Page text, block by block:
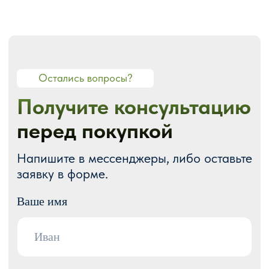
О нас Портфолио
Блог Акции
ГОТОВЫЕ РЕШЕНИЯ
Готовые многостраничные сайты